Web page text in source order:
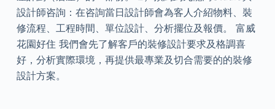
設計師咨詢：在咨詢當日設計師會為客人介紹物料、裝
修流程、工程時間、單位設計、分析擺位及報價。 富威
花園好住 我們會先了解客戶的裝修設計要求及格調喜
好，分析實際環境，再提供最專業及切合需要的的裝修
設計方案。